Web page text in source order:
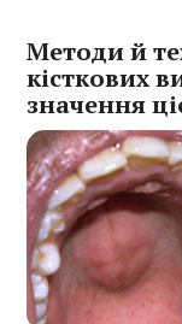
Методи й
кісткових
значення